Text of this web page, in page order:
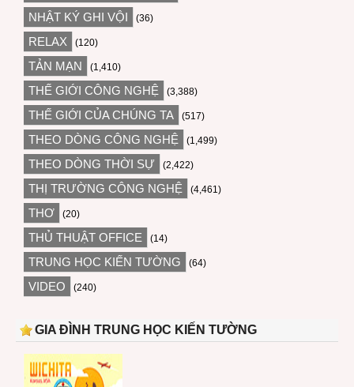
NHẬT KÝ GHI VỘI (36)
RELAX (120)
TẢN MẠN (1,410)
THẾ GIỚI CÔNG NGHỆ (3,388)
THẾ GIỚI CỦA CHÚNG TA (517)
THEO DÒNG CÔNG NGHỆ (1,499)
THEO DÒNG THỜI SỰ (2,422)
THỊ TRƯỜNG CÔNG NGHỆ (4,461)
THƠ (20)
THỦ THUẬT OFFICE (14)
TRUNG HỌC KIẾN TƯỜNG (64)
VIDEO (240)
GIA ĐÌNH TRUNG HỌC KIẾN TƯỜNG